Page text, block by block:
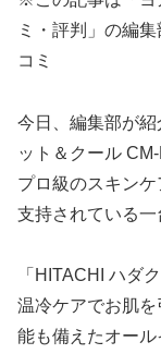
ミ・評判」の編
コミ
今日、編集部が
ット＆クール
プロ級のスキン
支持されている一
「HITACHI ハダ
温冷ケアでお肌
能も備えたオー